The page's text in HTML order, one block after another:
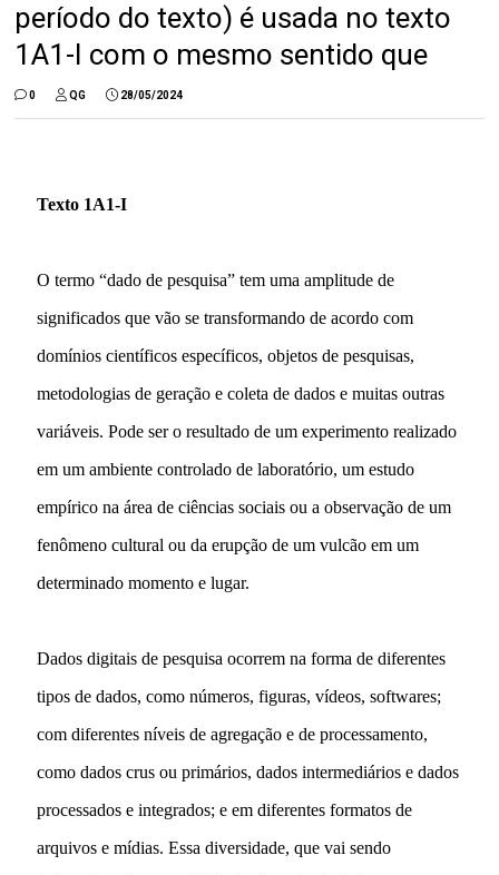
período do texto) é usada no texto
1A1-I com o mesmo sentido que
0 QG 28/05/2024
Texto 1A1-I
O termo “dado de pesquisa” tem uma amplitude de
significados que vão se transformando de acordo com
domínios científicos específicos, objetos de pesquisas,
metodologias de geração e coleta de dados e muitas outras
variáveis. Pode ser o resultado de um experimento realizado
em um ambiente controlado de laboratório, um estudo
empírico na área de ciências sociais ou a observação de um
fenômeno cultural ou da erupção de um vulcão em um
determinado momento e lugar.
Dados digitais de pesquisa ocorrem na forma de diferentes
tipos de dados, como números, figuras, vídeos, softwares;
com diferentes níveis de agregação e de processamento,
como dados crus ou primários, dados intermediários e dados
processados e integrados; e em diferentes formatos de
arquivos e mídias. Essa diversidade, que vai sendo